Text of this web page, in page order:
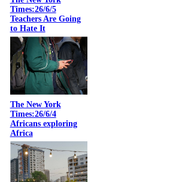
Times:26/6/5
Teachers Are Going
to Hate It
The New York
Times:26/6/4
Africans exploring
Africa